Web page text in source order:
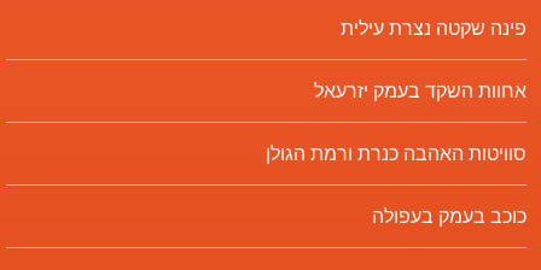
פינה שקטה נצרת עילית
אחוות השקד בעמק יזרעאל
סוויטות האהבה כנרת ורמת הגולן
כוכב בעמק בעפולה